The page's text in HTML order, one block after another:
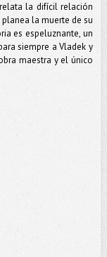
la difícil relación
la muerte de su
es espeluznante, un
siempre a Vladek y
maestra y el único